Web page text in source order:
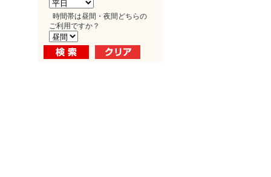
時間帯は昼間・夜間どちらの
ご利用ですか？